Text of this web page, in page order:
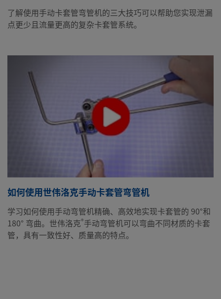
了解使用手动卡套管弯管机的三大技巧可以帮助您实现泄漏
点更少且流量更高的复杂卡套管系统。
如何使用世伟洛克手动卡套管弯管机
学习如何使用手动弯管机精确、高效地实现卡套管的 90°和
180° 弯曲。世伟洛克®手动弯管机可以弯曲不同材质的卡套
管，具有一致性好、质量高的特点。